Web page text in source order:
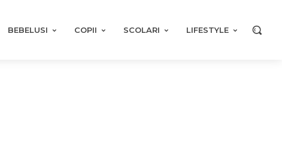
BEBELUSI COPII SCOLARI LIFESTYLE